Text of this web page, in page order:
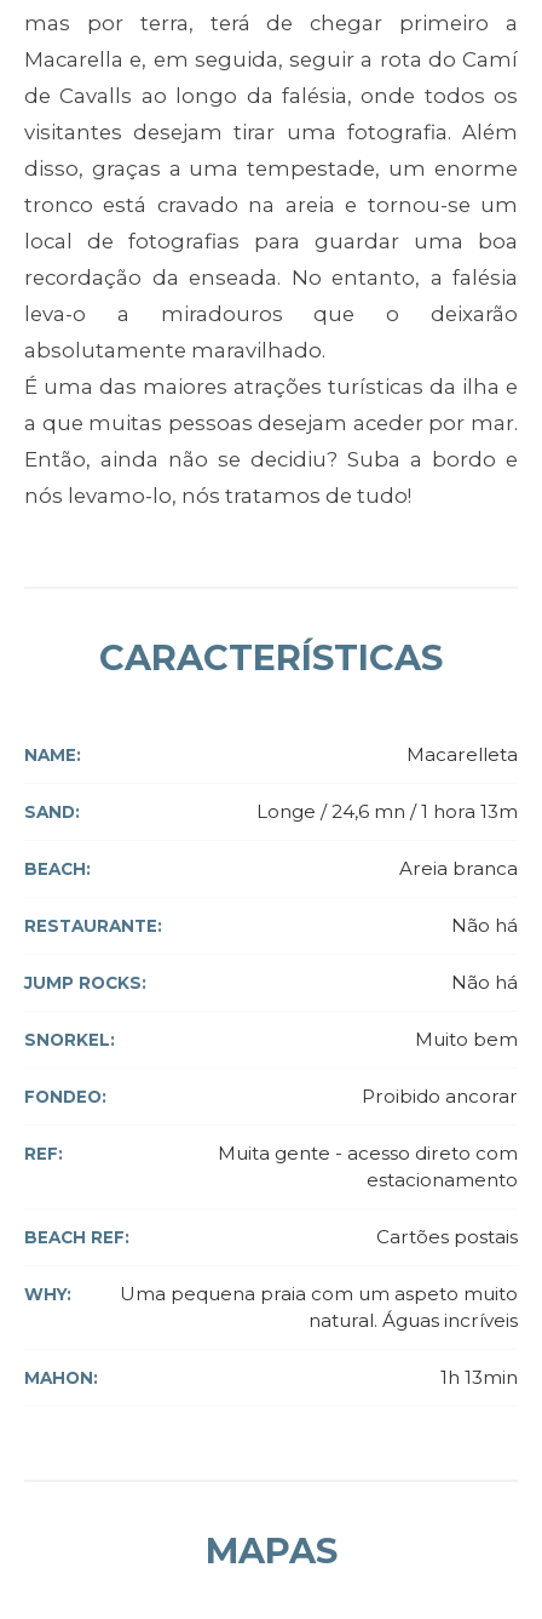
mas por terra, terá de chegar primeiro a
Macarella e, em seguida, seguir a rota do Camí
de Cavalls ao longo da falésia, onde todos os
visitantes desejam tirar uma fotografia. Além
disso, graças a uma tempestade, um enorme
tronco está cravado na areia e tornou-se um
local de fotografias para guardar uma boa
recordação da enseada. No entanto, a falésia
leva-o a miradouros que o deixarão
absolutamente maravilhado.
É uma das maiores atrações turísticas da ilha e
a que muitas pessoas desejam aceder por mar.
Então, ainda não se decidiu? Suba a bordo e
nós levamo-lo, nós tratamos de tudo!
CARACTERÍSTICAS
NAME: Macarelleta
SAND: Longe / 24,6 mn / 1 hora 13m
BEACH: Areia branca
RESTAURANTE: Não há
JUMP ROCKS: Não há
SNORKEL: Muito bem
FONDEO: Proibido ancorar
REF:
Muita gente - acesso direto com
estacionamento
BEACH REF: Cartões postais
WHY:
Uma pequena praia com um aspeto muito
natural. Águas incríveis
MAHON: 1h 13min
MAPAS